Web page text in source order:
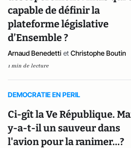
capable de définir la
plateforme législative
d’Ensemble ?
Arnaud Benedetti et Christophe Boutin
1 min de lecture
DEMOCRATIE EN PERIL
Ci-gît la Ve République.
y-a-t-il un sauveur dans
l'avion pour la ranimer…?